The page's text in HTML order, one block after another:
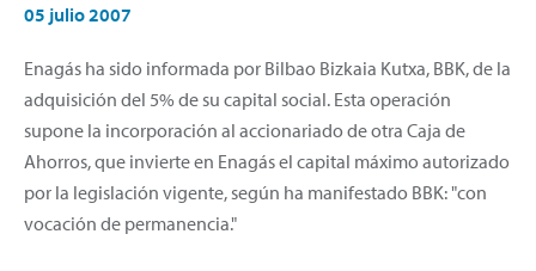
05 julio 2007
Enagás ha sido informada por Bilbao Bizkaia Kutxa, BBK, de la
adquisición del 5% de su capital social. Esta operación
supone la incorporación al accionariado de otra Caja de
Ahorros, que invierte en Enagás el capital máximo autorizado
por la legislación vigente, según ha manifestado BBK: "con
vocación de permanencia."